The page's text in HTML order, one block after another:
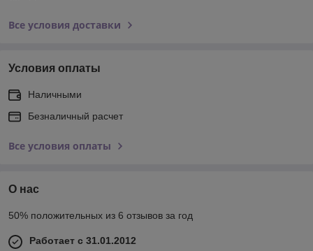
Все условия доставки
Условия оплаты
Наличными
Безналичный расчет
Все условия оплаты
О нас
50% положительных из 6 отзывов за год
Работает с 31.01.2012